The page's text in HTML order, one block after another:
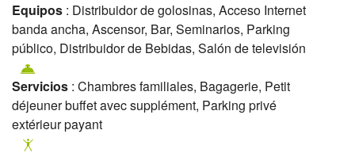
Equipos : Distribuidor de golosinas, Acceso Internet
banda ancha, Ascensor, Bar, Seminarios, Parking
público, Distribuidor de Bebidas, Salón de televisión
Servicios : Chambres familiales, Bagagerie, Petit
déjeuner buffet avec supplément, Parking privé
extérieur payant